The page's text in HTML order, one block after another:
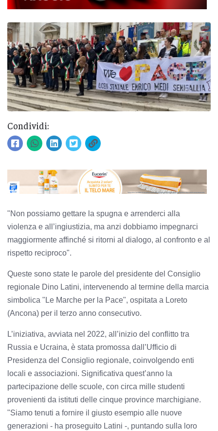
Condividi:
"Non possiamo gettare la spugna e arrenderci alla
violenza e all’ingiustizia, ma anzi dobbiamo impegnarci
maggiormente affinché si ritorni al dialogo, al confronto e al
rispetto reciproco".
Queste sono state le parole del presidente del Consiglio
regionale Dino Latini, intervenendo al termine della marcia
simbolica "Le Marche per la Pace", ospitata a Loreto
(Ancona) per il terzo anno consecutivo.
L’iniziativa, avviata nel 2022, all’inizio del conflitto tra
Russia e Ucraina, è stata promossa dall’Ufficio di
Presidenza del Consiglio regionale, coinvolgendo enti
locali e associazioni. Significativa quest’anno la
partecipazione delle scuole, con circa mille studenti
provenienti da istituti delle cinque province marchigiane.
"Siamo tenuti a fornire il giusto esempio alle nuove
generazioni - ha proseguito Latini -, puntando sulla loro